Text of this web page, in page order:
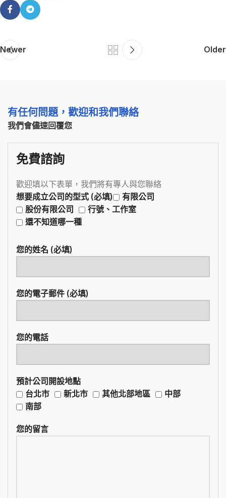
Newer Older
有任何問題，歡迎和我們聯絡
我們會儘速回覆您
免費諮詢
歡迎填以下表單，我們將有專人與您聯絡
想要成立公司的型式 (必填)
有限公司
股份有限公司
行號、工作室
還不知道哪一種
您的姓名 (必填)
您的電子郵件 (必填)
您的電話
預計公司開設地點
台北市
新北市 其他北部地區
中部
南部
您的留言